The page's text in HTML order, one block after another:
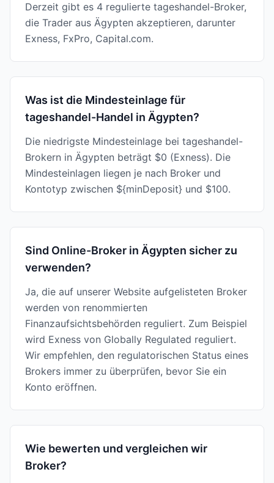
Derzeit gibt es 4 regulierte tageshandel-Broker,
die Trader aus Ägypten akzeptieren, darunter
Exness, FxPro, Capital.com.
Was ist die Mindesteinlage für
tageshandel-Handel in Ägypten?
Die niedrigste Mindesteinlage bei tageshandel-
Brokern in Ägypten beträgt $0 (Exness). Die
Mindesteinlagen liegen je nach Broker und
Kontotyp zwischen ${minDeposit} und $100.
Sind Online-Broker in Ägypten sicher zu
verwenden?
Ja, die auf unserer Website aufgelisteten Broker
werden von renommierten
Finanzaufsichtsbehörden reguliert. Zum Beispiel
wird Exness von Globally Regulated reguliert.
Wir empfehlen, den regulatorischen Status eines
Brokers immer zu überprüfen, bevor Sie ein
Konto eröffnen.
Wie bewerten und vergleichen wir
Broker?